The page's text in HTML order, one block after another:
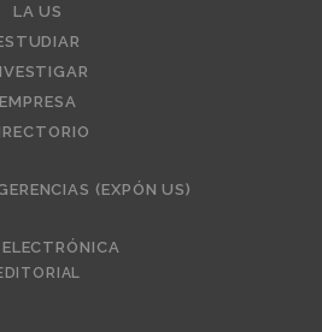
LA US
EMPRESA
(EXPÓN US)
ELECTRÓNICA